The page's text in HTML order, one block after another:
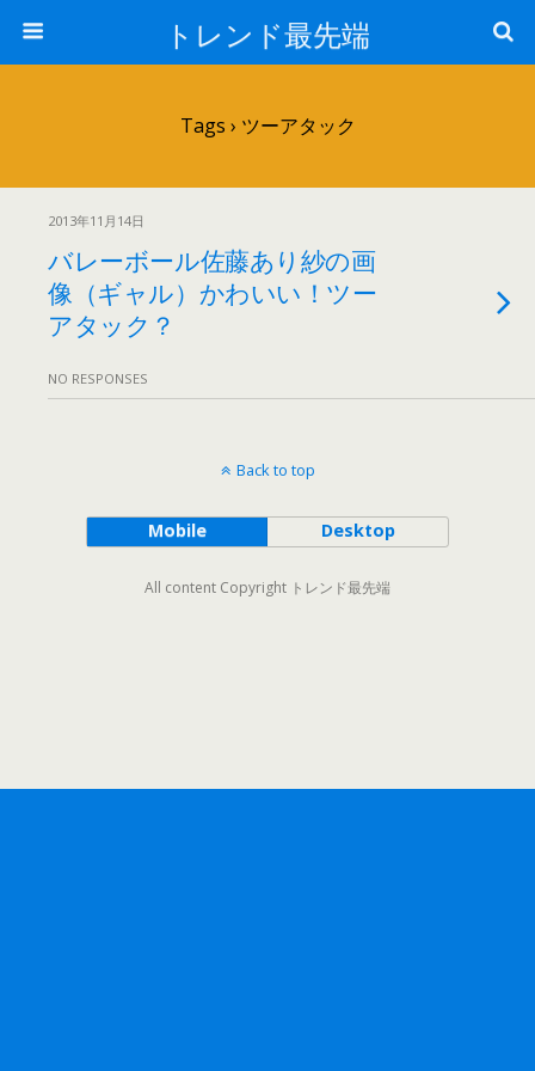
トレンド最先端
Tags › ツーアタック
2013年11月14日
バレーボール佐藤あり紗の画
像（ギャル）かわいい！ツー
アタック？
NO RESPONSES
Back to top
Mobile Desktop
All content Copyright トレンド最先端